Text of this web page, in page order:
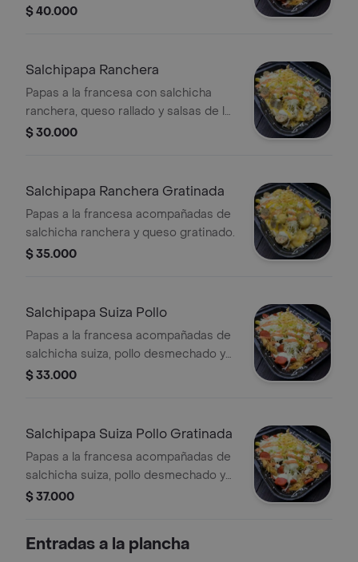
butifarra, ensalada y queso gratinado.
$ 40.000
Salchipapa Ranchera
Papas a la francesa con salchicha
ranchera, queso rallado y salsas de la
casa.
$ 30.000
Salchipapa Ranchera Gratinada
Papas a la francesa acompañadas de
salchicha ranchera y queso gratinado.
$ 35.000
Salchipapa Suiza Pollo
Papas a la francesa acompañadas de
salchicha suiza, pollo desmechado y
salsas de la casa.
$ 33.000
Salchipapa Suiza Pollo Gratinada
Papas a la francesa acompañadas de
salchicha suiza, pollo desmechado y
queso gratinado.
$ 37.000
Entradas a la plancha